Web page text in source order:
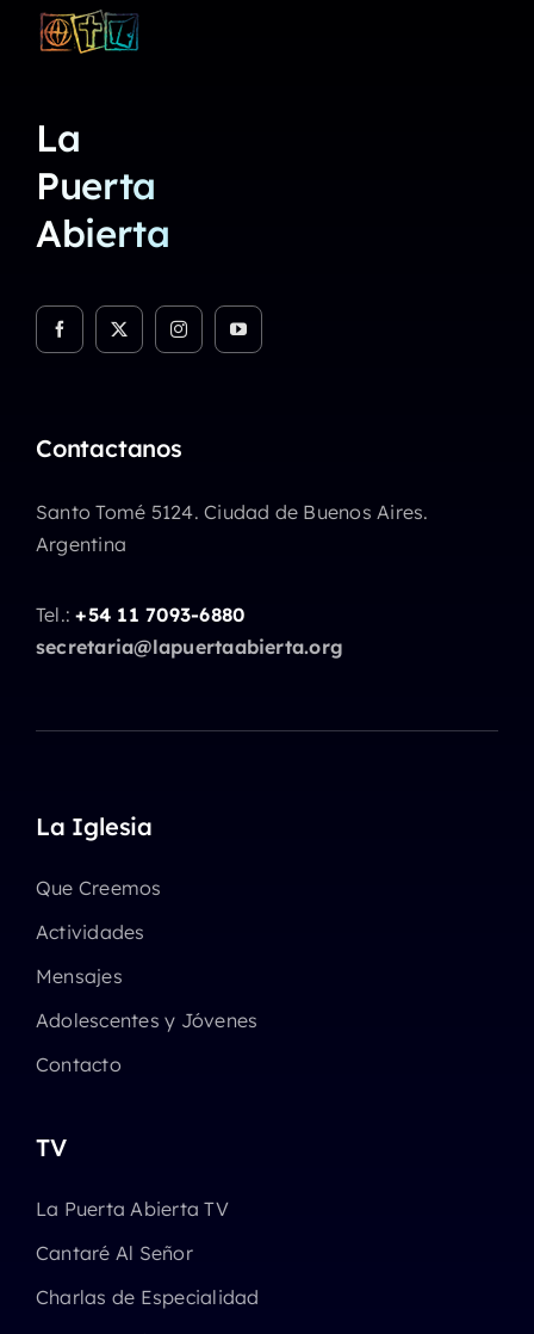
La
Puerta
Abierta
Contactanos
Santo Tomé 5124. Ciudad de Buenos Aires.
Argentina
Tel.:+54 11 7093-6880
secretaria@lapuertaabierta.org
La Iglesia
Que Creemos
Actividades
Mensajes
Adolescentes y Jóvenes
Contacto
TV
La Puerta Abierta TV
Cantaré Al Señor
Charlas de Especialidad